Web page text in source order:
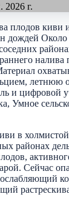
2026 г.
плодов киви
дождей
налива
летнюю
и цифровой
Умное
в холмистой
районах
Сейчас